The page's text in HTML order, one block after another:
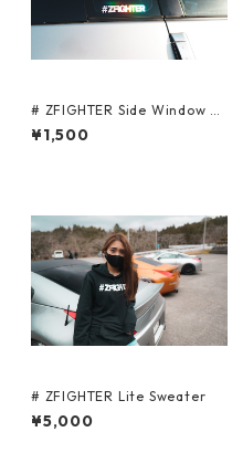
# ZFIGHTER Side Window St
icker Neo Chrome/Gold/Silv
er/White
¥1,500
# ZFIGHTER Lite Sweater
¥5,000